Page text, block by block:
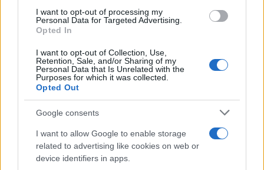
I want to opt-out of processing my
Personal Data for Targeted Advertising.
Opted In
I want to opt-out of Collection, Use,
Retention, Sale, and/or Sharing of my
Personal Data that Is Unrelated with the
Purposes for which it was collected.
Opted Out
Google consents
I want to allow Google to enable storage
related to advertising like cookies on web or
device identifiers in apps.
Su WhatsApp al numero +39
Ricevi le nostre ultime news
daGoogle News